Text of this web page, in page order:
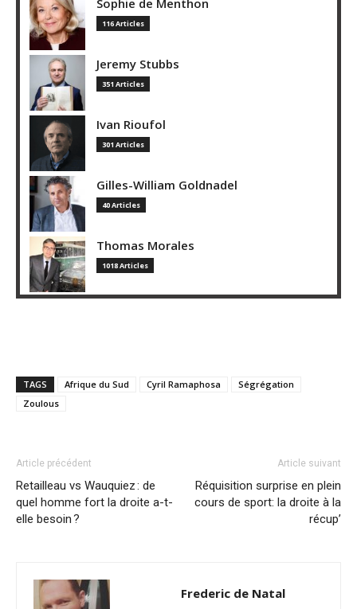
116 Articles
Jeremy Stubbs
351 Articles
Ivan Rioufol
301 Articles
Gilles-William Goldnadel
40 Articles
Thomas Morales
1018 Articles
TAGS Afrique du Sud Cyril Ramaphosa
Ségrégation
Zoulous
Article précédent
Retailleau vs Wauquiez : de
quel homme fort la droite a-t-
elle besoin ?
Article suivant
Réquisition surprise en plein
cours de sport: la droite à la
récup’
Frederic de Natal